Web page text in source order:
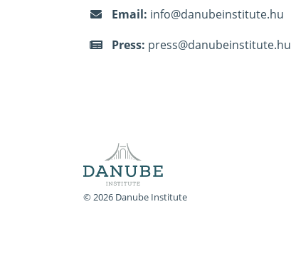
Email: info@danubeinstitute.hu
Press: press@danubeinstitute.hu
© 2026 Danube Institute